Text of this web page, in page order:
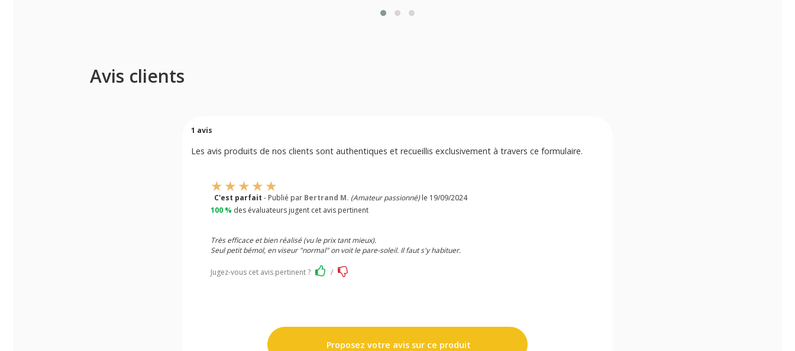
Avis clients
1 avis
Les avis produits de nos clients sont authentiques et recueillis exclusivement à travers ce formulaire.
C'est parfait - Publié par Bertrand M. (Amateur passionné)le 19/09/2024
100 % des évaluateurs jugent cet avis pertinent
Très efficace et bien réalisé (vu le prix tant mieux).
Seul petit bémol, en viseur "normal" on voit le pare-soleil. Il faut s'y habituer.
Jugez-vous cet avis pertinent ? /
Proposez votre avis sur ce produit